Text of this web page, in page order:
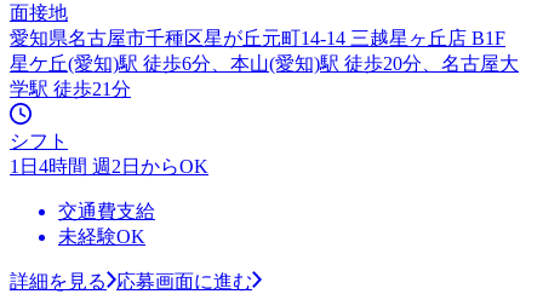
面接地
愛知県名古屋市千種区星が丘元町14-14 三越星ヶ丘店 B1F
星ケ丘(愛知)駅 徒歩6分、本山(愛知)駅 徒歩20分、名古屋大
学駅 徒歩21分
シフト
1日4時間 週2日からOK
交通費支給
未経験OK
詳細を見る
応募画面に進む